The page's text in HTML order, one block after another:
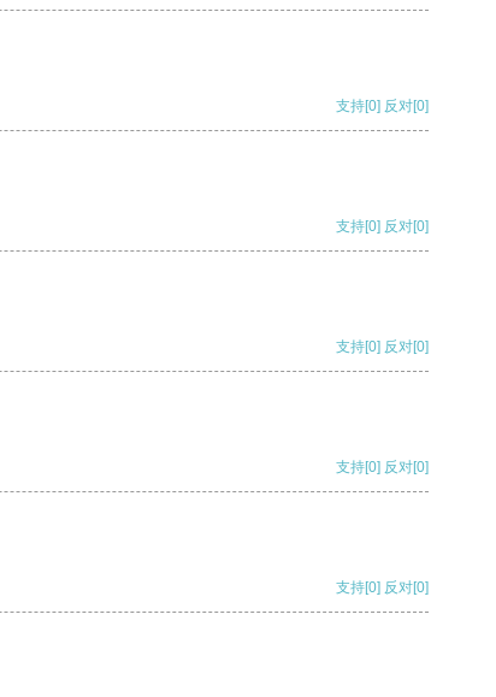
支持[0] 反对[0]
支持[0] 反对[0]
支持[0] 反对[0]
支持[0] 反对[0]
支持[0] 反对[0]